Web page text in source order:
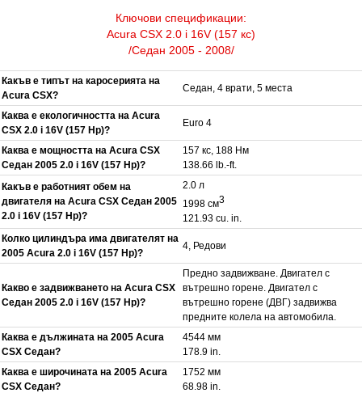
Ключови спецификации:
Acura CSX 2.0 i 16V (157 кс)
/Седан 2005 - 2008/
Какъв е типът на каросерията на
Acura CSX?
Седан, 4 врати, 5 места
Каква е екологичността на Acura
CSX 2.0 i 16V (157 Hp)?
Euro 4
Каква е мощността на Acura CSX
Седан 2005 2.0 i 16V (157 Hp)?
157 кс, 188 Нм
138.66 lb.-ft.
Какъв е работният обем на
двигателя на Acura CSX Седан 2005
2.0 i 16V (157 Hp)?
2.0 л
1998 см3
121.93 cu. in.
Колко цилиндъра има двигателят на
2005 Acura 2.0 i 16V (157 Hp)?
4, Редови
Какво е задвижването на Acura CSX
Седан 2005 2.0 i 16V (157 Hp)?
Предно задвижване. Двигател с
вътрешно горене. Двигател с
вътрешно горене (ДВГ) задвижва
предните колела на автомобила.
Каква е дължината на 2005 Acura
CSX Седан?
4544 мм
178.9 in.
Каква е широчината на 2005 Acura
CSX Седан?
1752 мм
68.98 in.